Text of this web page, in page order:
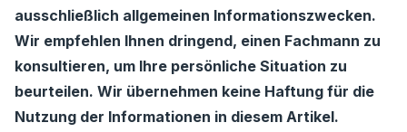
ausschließlich allgemeinen Informationszwecken.
Wir empfehlen Ihnen dringend, einen Fachmann zu
konsultieren, um Ihre persönliche Situation zu
beurteilen. Wir übernehmen keine Haftung für die
Nutzung der Informationen in diesem Artikel.